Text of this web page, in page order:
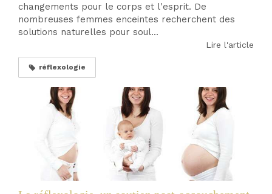
changements pour le corps et l'esprit. De
nombreuses femmes enceintes recherchent des
solutions naturelles pour soul...
Lire l'article
réflexologie